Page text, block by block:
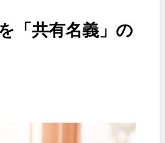
「共有名義」の